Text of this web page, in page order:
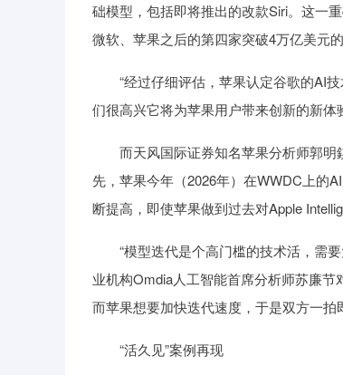
础模型，包括即将推出的改款Siri。这一
微软、苹果之后的第四家突破4万亿美元的
“经过仔细评估，苹果认定谷歌的AI技
们很高兴它将为苹果用户带来创新的新体
而天风国际证券知名苹果分析师郭明
先，苹果今年（2026年）在WWDC上的
断提高，即使苹果做到过去对Apple
“模型迭代是个高门槛的技术活，需要
业机构Omdia人工智能首席分析师苏廉
而苹果想要加快迭代速度，于是双方一拍
“活久见”案例再现